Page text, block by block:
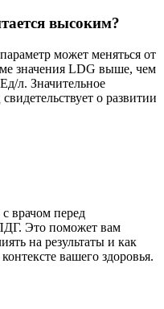
высоким?
может меняться от
значения LDG выше, чем
л. Значительное
о развитии
с врачом перед
Это поможет вам
на результаты и как
вашего здоровья.